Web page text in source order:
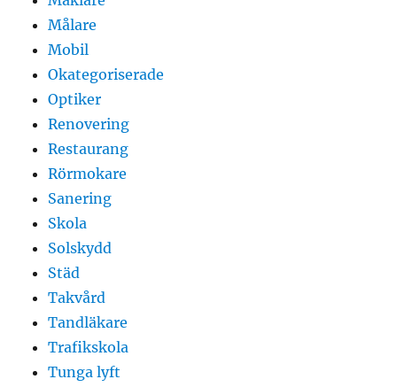
Målare
Mobil
Okategoriserade
Optiker
Renovering
Restaurang
Rörmokare
Sanering
Skola
Solskydd
Städ
Takvård
Tandläkare
Trafikskola
Tunga lyft